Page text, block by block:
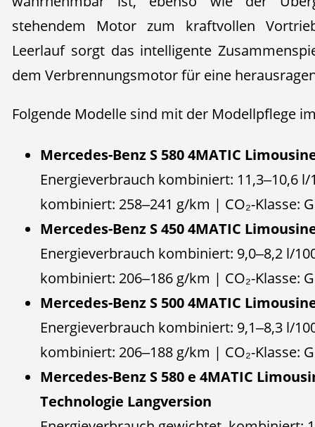
stehendem Motor zum kraftvollen
Leerlauf sorgt das intelligente
dem Verbrennungsmotor für eine
Folgende Modelle sind mit der Modellpflege
Mercedes-Benz S 580 4MATIC
Energieverbrauch kombiniert: 11,3‒10,6
kombiniert: 258‒241 g/km | CO₂-Klasse:
Mercedes-Benz S 450 4MATIC
Energieverbrauch kombiniert: 9,0‒8,2 l/
kombiniert: 206‒186 g/km | CO₂-Klasse:
Mercedes-Benz S 500 4MATIC
Energieverbrauch kombiniert: 9,1‒8,3 l/
kombiniert: 206‒188 g/km | CO₂-Klasse:
Mercedes-Benz S 580 e 4MATIC
Technologie Langversion